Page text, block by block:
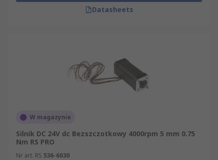
Datasheets
W magazynie
Silnik DC 24V dc Bezszczotkowy 4000rpm 5 mm 0.75
Nm RS PRO
Nr art. RS 536-6030